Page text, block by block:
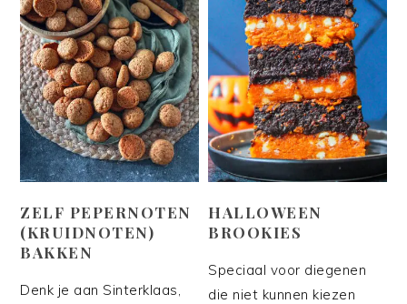
ZELF PEPERNOTEN
(KRUIDNOTEN)
BAKKEN
Denk je aan Sinterklaas,
HALLOWEEN
BROOKIES
Speciaal voor diegenen
die niet kunnen kiezen